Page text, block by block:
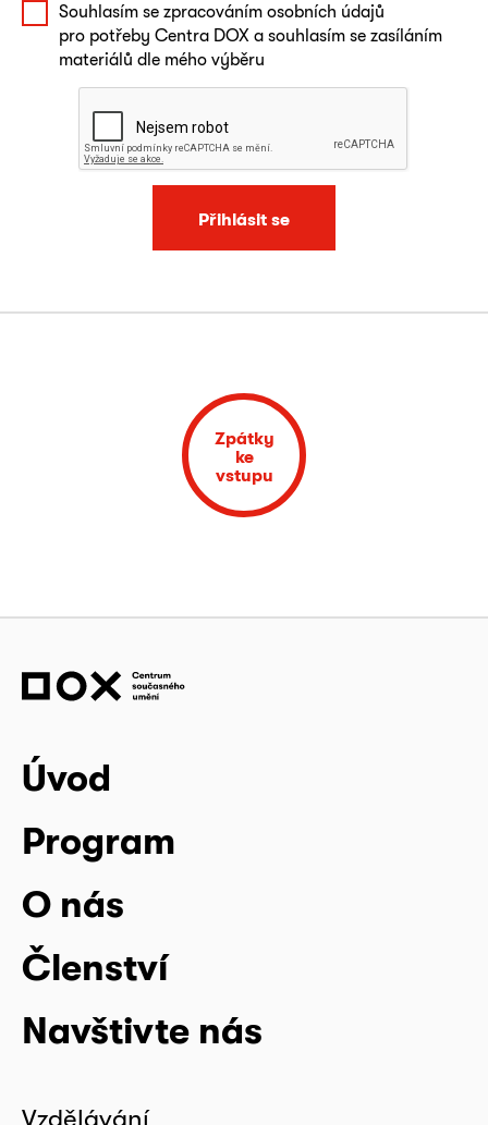
Souhlasím se zpracováním osobních údajů
pro potřeby Centra DOX a souhlasím se zasíláním
materiálů dle mého výběru
Přihlásit se
Zpátky
ke
vstupu
Úvod
Program
O nás
Členství
Navštivte nás
Vzdělávání